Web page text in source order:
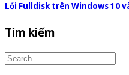
Lỗi Fulldisk trên Windows 10
Tìm kiếm